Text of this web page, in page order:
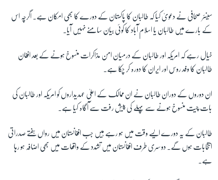
سینئر صحافی نے دعویٰ کیا کہ طالبان کا پاکستان کے دورے کا بھی امکان ہے۔ اگرچہ اس
کے بارے میں طالبان یا اسلام آباد کا کوئی بیان سامنے نہیں آیا۔
خیال رہے کہ امریکہ اور طالبان کے درمیان امن مذاکرات منسوخ ہونے کے بعد افغان
طالبان کا وفد روس اور ایران کا دورہ کر چکا ہے۔
ان دوروں کے دوران طالبان نے ان ممالک کے اعلیٰ عہدیداروں کو امریکہ اور طالبان کی
بات چیت منسوخ ہونے سے پہلے کی پیش رفت سے آگاہ کیا ہے۔
طالبان کے یہ دورے ایسے وقت میں ہو رہے ہیں جب افغانستان میں رواں ہفتے صدراتی
انتخابات ہوں گے۔ دوسری طرف افغانستان میں تشدد کے واقعات میں بھی اضافہ ہو رہا
ہے۔